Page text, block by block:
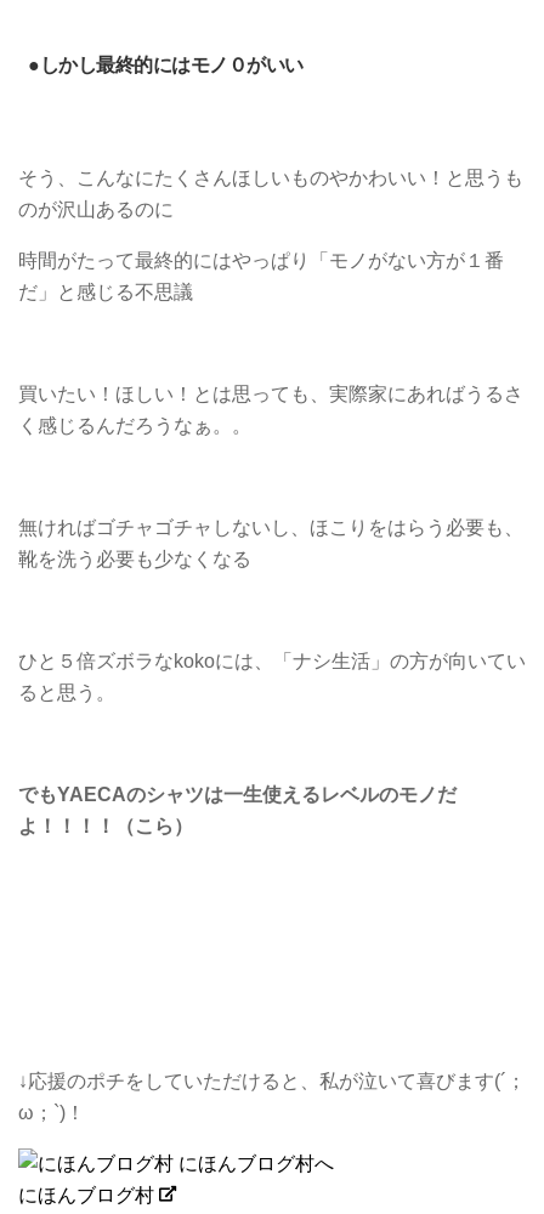
●しかし最終的にはモノ０がいい
そう、こんなにたくさんほしいものやかわいい！と思うも
のが沢山あるのに
時間がたって最終的にはやっぱり「モノがない方が１番
だ」と感じる不思議
買いたい！ほしい！とは思っても、実際家にあればうるさ
く感じるんだろうなぁ。。
無ければゴチャゴチャしないし、ほこりをはらう必要も、
靴を洗う必要も少なくなる
ひと５倍ズボラなkokoには、「ナシ生活」の方が向いてい
ると思う。
でもYAECAのシャツは一生使えるレベルのモノだ
よ！！！！（こら）
↓応援のポチをしていただけると、私が泣いて喜びます(´；
ω；`)！
にほんブログ村